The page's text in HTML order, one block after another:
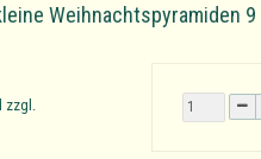
Weihnachtspyramiden 9